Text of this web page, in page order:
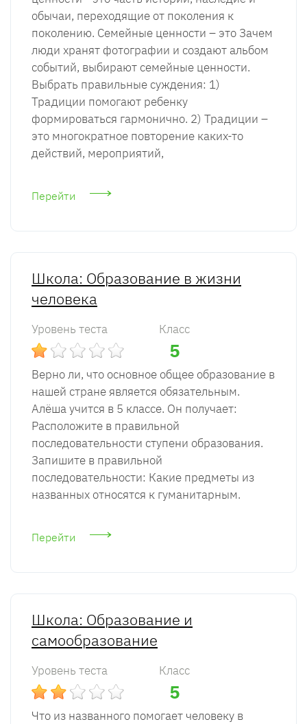
обычаи, переходящие от поколения к
поколению. Семейные ценности – это Зачем
люди хранят фотографии и создают альбом
событий, выбирают семейные ценности.
Выбрать правильные суждения: 1)
Традиции помогают ребенку
формироваться гармонично. 2) Традиции –
это многократное повторение каких-то
действий, мероприятий,
Перейти
Школа: Образование в жизни
человека
Уровень теста Класс
5
Верно ли, что основное общее образование в
нашей стране является обязательным.
Алёша учится в 5 классе. Он получает:
Расположите в правильной
последовательности ступени образования.
Запишите в правильной
последовательности: Какие предметы из
названных относятся к гуманитарным.
Перейти
Школа: Образование и
самообразование
Уровень теста Класс
5
Что из названного помогает человеку в